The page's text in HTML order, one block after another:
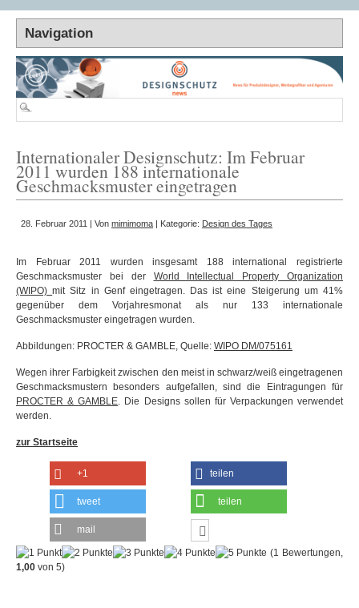
Internationaler Designschutz: Im Februar
2011 wurden 188 internationale
Geschmacksmuster eingetragen
28. Februar 2011 | Von mimimoma | Kategorie: Design des Tages
Im Februar 2011 wurden insgesamt 188 international registrierte
Geschmacksmuster bei der World Intellectual Property Organization
(WIPO)mit Sitz in Genf eingetragen. Das ist eine Steigerung um 41%
gegenüber dem Vorjahresmonat als nur 133 internationale
Geschmacksmuster eingetragen wurden.
Abbildungen: PROCTER & GAMBLE, Quelle: WIPO DM/075161
Wegen ihrer Farbigkeit zwischen den meist in schwarz/weiß eingetragenen
Geschmacksmustern besonders aufgefallen, sind die Eintragungen für
PROCTER & GAMBLE. Die Designs sollen für Verpackungen verwendet
werden.
zur Startseite
+1 teilen
tweet teilen
mail
(1 Bewertungen,
1,00 von 5)